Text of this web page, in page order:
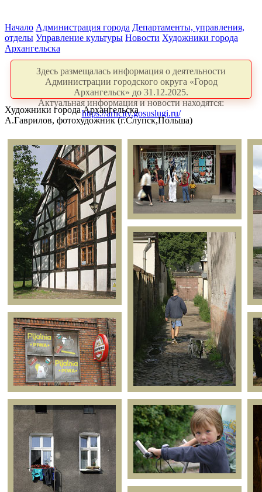
Начало Администрация города Департаменты, управления,
отделы Управление культуры Новости Художники города
Архангельска
Здесь размещалась информация о деятельности
Администрации городского округа «Город
Архангельск» до 31.12.2025.
Актуальная информация и новости находятся:
https://arhcity.gosuslugi.ru/
Художники города Архангельска
А.Гаврилов, фотохудожник (г.Слупск,Польша)